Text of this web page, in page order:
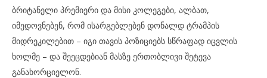
ბრიტანელი პრემიერი და მისი კოლეგები, ალბათ,
იმედოვნებენ, რომ ისარგებლებენ დონალდ ტრამპის
მიდრეკილებით – იგი თავის პოზიციებს სწრაფად იცვლის
ხოლმე – და შეეცდებიან მასზე ერთობლივი შეტევა
განახორციელონ.